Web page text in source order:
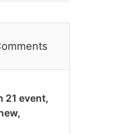
21 event,